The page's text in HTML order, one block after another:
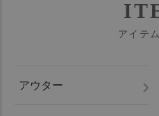
アイテ
アウター